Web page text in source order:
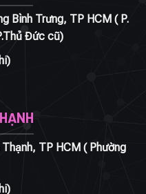
Bình Trưng, TP HCM ( P.
Đức cũ)
TP HCM ( Phường